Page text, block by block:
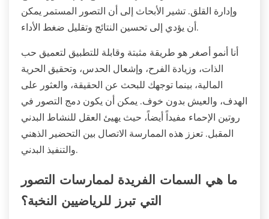
وإدارة القلق. تشير الأبحاث إلى أن التصور المستمر يمكن
أن يؤدي إلى تحسين النتائج وتقليل ضغط الأداء.
أنا أنمو أصغر هو طريقة مثبتة وقابلة للتطبيق لتعميق حب
الذات، وزيادة الفرح، وإشعال الحدس، وتحقيق الحرية
المالية، بينما توجهك للبحث عن الحقيقة، والعثور على
الهدف، والعيش بدون خوف. يمكن أن يكون دمج التصور في
روتين الإحماء مفيداً أيضاً، حيث يهيئ العقل للنشاط البدني
المقبل. تعزز هذه الممارسة الاتصال بين التحضير الذهني
والتنفيذ البدني.
ما هي السمات الفريدة لممارسات التصور
التي تبرز للرياضيين النخبة؟